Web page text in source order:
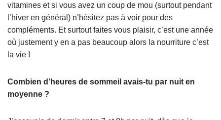
vitamines et si vous avez un coup de mou (surtout pendant
l’hiver en général) n’hésitez pas à voir pour des
compléments. Et surtout faites vous plaisir, c’est une année
où justement y en a pas beaucoup alors la nourriture c’est
la vie !
Combien d’heures de sommeil avais-tu par nuit en
moyenne ?